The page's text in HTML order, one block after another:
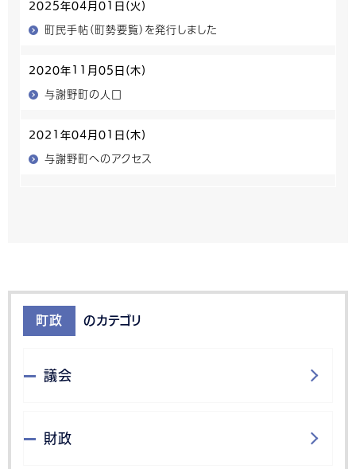
2025年04月01日(火)
町民手帖（町勢要覧）を発行しました
2020年11月05日(木)
与謝野町の人口
2021年04月01日(木)
与謝野町へのアクセス
町政 のカテゴリ
議会
財政